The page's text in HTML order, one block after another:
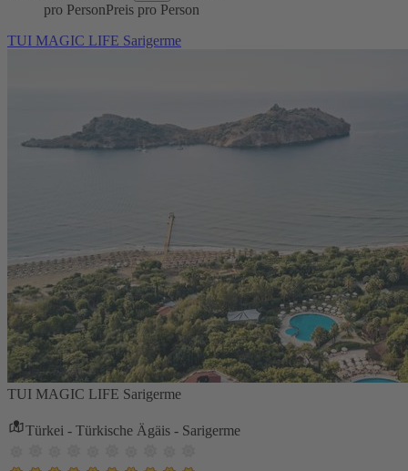
pro PersonPreis pro Person
TUI MAGIC LIFE Sarigerme
TUI MAGIC LIFE Sarigerme
Türkei - Türkische Ägäis - Sarigerme